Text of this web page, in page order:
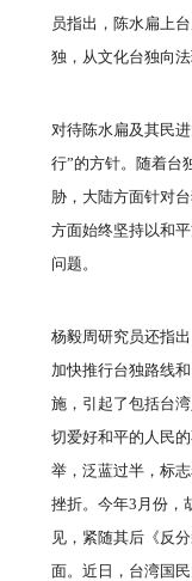
员指出，陈水扁上
独，从文化台独向
对待陈水扁及其民
行”的方针。随着台
胁，大陆方面针对
方面始终坚持以和
问题。
杨毅周研究员还指
加快推行台独路线
施，引起了包括台
切爱好和平的人民
举，泛蓝过半，标
挫折。今年3月份，
见，紧随其后《反
面。近日，台湾国